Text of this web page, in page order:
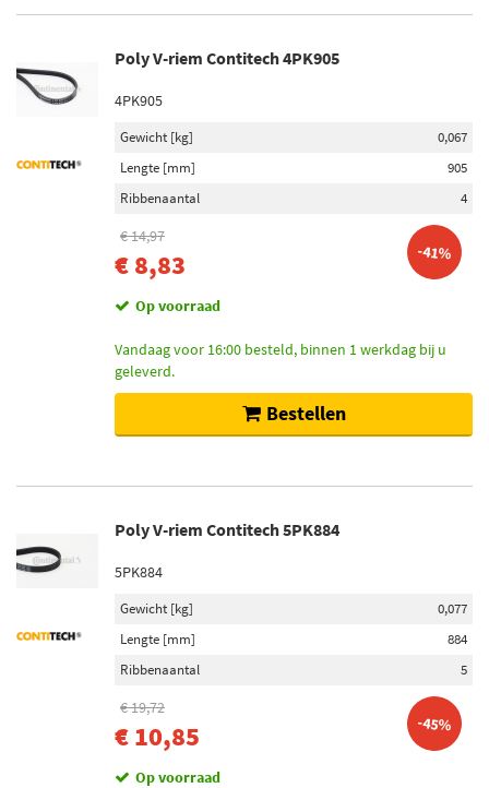
Poly V-riem Contitech 4PK905
4PK905
Gewicht [kg]
0,067
Lengte [mm]
905
Ribbenaantal
4
€ 14,97
€ 8,83 -41%
Op voorraad
Vandaag voor 16:00 besteld, binnen 1 werkdag bij u
geleverd.
Bestellen
Poly V-riem Contitech 5PK884
5PK884
Gewicht [kg]
0,077
Lengte [mm]
884
Ribbenaantal
5
€ 19,72
€ 10,85 -45%
Op voorraad